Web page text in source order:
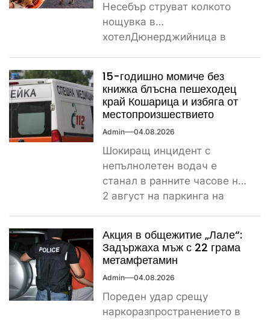
Несебър струват колкото
нощувка в
хотелДюнерджийница в
скъпотия на храната...
15-годишно момиче без
книжка блъсна пешеходец
край Кошарица и избяга от
местопроизшествието
Admin 04.08.2026
Шокиращ инцидент с
непълнолетен водач е
станал в ранните часове на
2 август на паркинга на
Акция в общежитие „Лале“:
Задържаха мъж с 22 грама
метамфетамин
Admin 04.08.2026
Пореден удар срещу
наркоразпространението в